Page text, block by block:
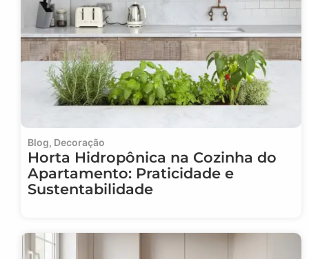
Blog, Decoração
Horta Hidropônica na Cozinha do
Apartamento: Praticidade e
Sustentabilidade